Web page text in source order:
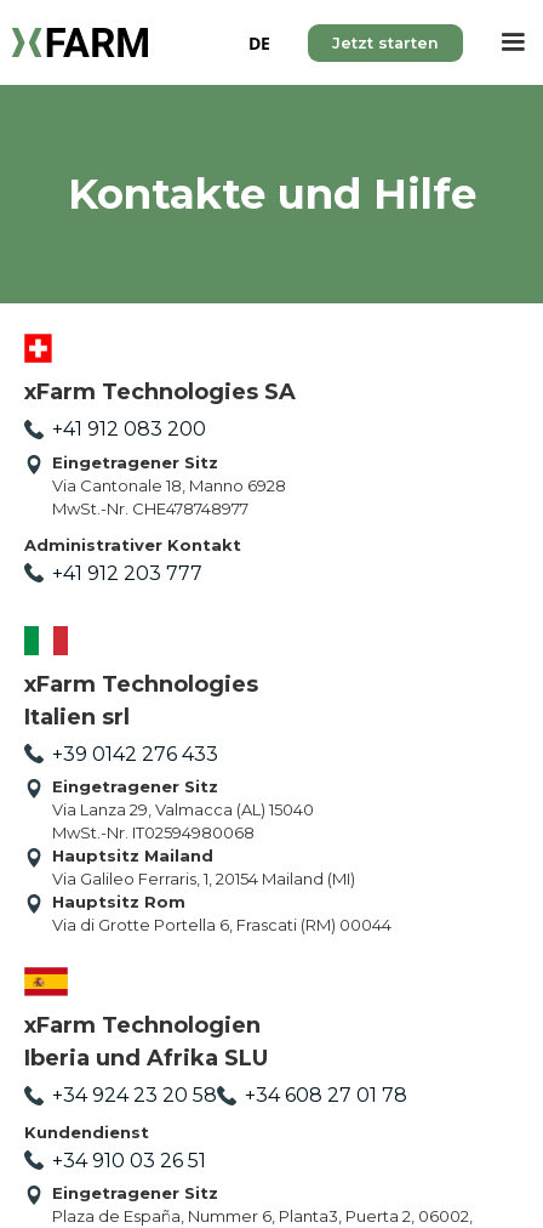
DE Jetzt starten
Kontakte und Hilfe
xFarm Technologies SA
+41 912 083 200
Eingetragener Sitz
Via Cantonale 18, Manno 6928
MwSt.-Nr. CHE478748977
Administrativer Kontakt
+41 912 203 777
xFarm Technologies
Italien srl
+39 0142 276 433
Eingetragener Sitz
Via Lanza 29, Valmacca (AL) 15040
MwSt.-Nr. IT02594980068
Hauptsitz Mailand
Via Galileo Ferraris, 1, 20154 Mailand (MI)
Hauptsitz Rom
Via di Grotte Portella 6, Frascati (RM) 00044
xFarm Technologien
Iberia und Afrika SLU
+34 924 23 20 58 +34 608 27 01 78
Kundendienst
+34 910 03 26 51
Eingetragener Sitz
Plaza de España, Nummer 6, Planta3, Puerta 2, 06002,